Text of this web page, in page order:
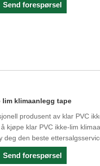
Send forespørsel
lim klimaanlegg tape
produsent av klar PVC
kjøpe klar PVC ikke-lim
deg den beste
Send forespørsel